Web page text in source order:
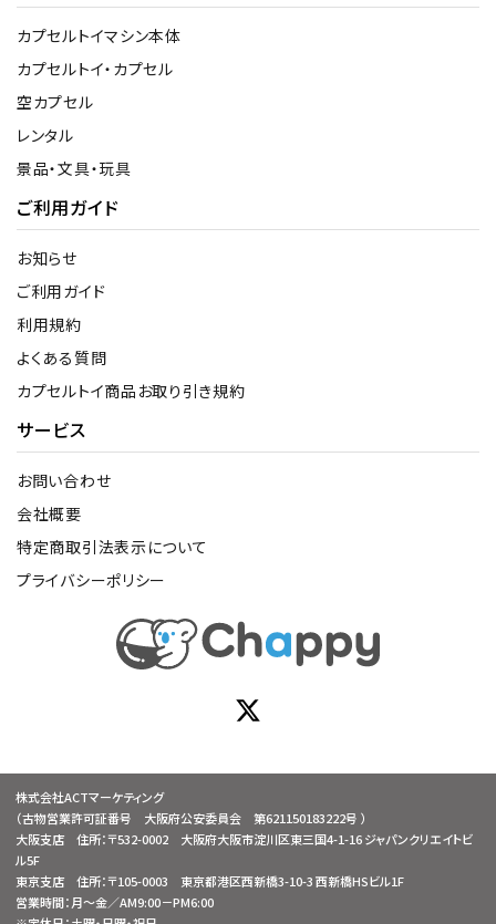
カプセルトイマシン本体
カプセルトイ・カプセル
空カプセル
レンタル
景品・文具・玩具
ご利用ガイド
お知らせ
ご利用ガイド
利用規約
よくある質問
カプセルトイ商品お取り引き規約
サービス
お問い合わせ
会社概要
特定商取引法表示について
プライバシーポリシー
株式会社ACTマーケティング
（古物営業許可証番号 大阪府公安委員会 第621150183222号 ）
大阪支店 住所：〒532-0002 大阪府大阪市淀川区東三国4-1-16 ジャパンクリエイトビ
ル5F
東京支店 住所：〒105-0003 東京都港区西新橋3-10-3 西新橋HSビル1F
営業時間：月～金／AM9:00－PM6:00